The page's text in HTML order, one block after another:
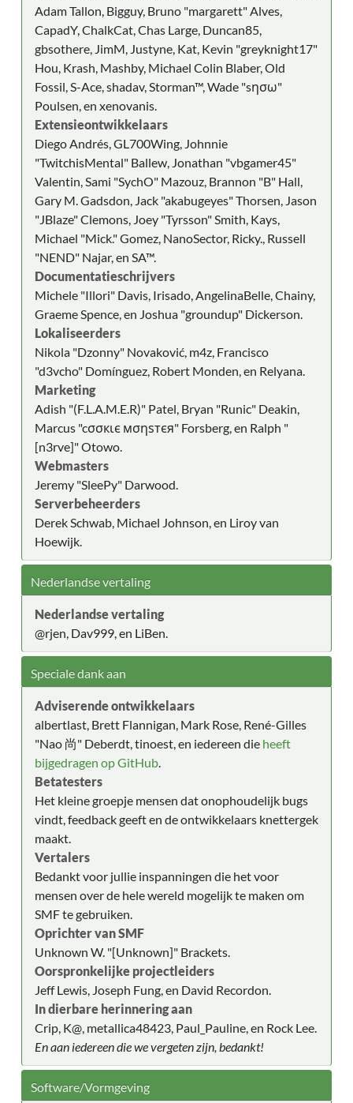
Adam Tallon, Bigguy, Bruno "margarett" Alves,
CapadY, ChalkCat, Chas Large, Duncan85,
gbsothere, JimM, Justyne, Kat, Kevin "greyknight17"
Hou, Krash, Mashby, Michael Colin Blaber, Old
Fossil, S-Ace, shadav, Storman™, Wade "sησω"
Poulsen, en xenovanis.
Extensieontwikkelaars
Diego Andrés, GL700Wing, Johnnie
"TwitchisMental" Ballew, Jonathan "vbgamer45"
Valentin, Sami "SychO" Mazouz, Brannon "B" Hall,
Gary M. Gadsdon, Jack "akabugeyes" Thorsen, Jason
"JBlaze" Clemons, Joey "Tyrsson" Smith, Kays,
Michael "Mick." Gomez, NanoSector, Ricky., Russell
"NEND" Najar, en SA™.
Documentatieschrijvers
Michele "Illori" Davis, Irisado, AngelinaBelle, Chainy,
Graeme Spence, en Joshua "groundup" Dickerson.
Lokaliseerders
Nikola "Dzonny" Novaković, m4z, Francisco
"d3vcho" Domínguez, Robert Monden, en Relyana.
Marketing
Adish "(F.L.A.M.E.R)" Patel, Bryan "Runic" Deakin,
Marcus "cσσкιє мσηѕтєя" Forsberg, en Ralph "
[n3rve]" Otowo.
Webmasters
Jeremy "SleePy" Darwood.
Serverbeheerders
Derek Schwab, Michael Johnson, en Liroy van
Hoewijk.
Nederlandse vertaling
Nederlandse vertaling
@rjen, Dav999, en LiBen.
Speciale dank aan
Adviserende ontwikkelaars
albertlast, Brett Flannigan, Mark Rose, René-Gilles
"Nao 尚" Deberdt, tinoest, en iedereen die heeft
bijgedragen op GitHub.
Betatesters
Het kleine groepje mensen dat onophoudelijk bugs
vindt, feedback geeft en de ontwikkelaars knettergek
maakt.
Vertalers
Bedankt voor jullie inspanningen die het voor
mensen over de hele wereld mogelijk te maken om
SMF te gebruiken.
Oprichter van SMF
Unknown W. "[Unknown]" Brackets.
Oorspronkelijke projectleiders
Jeff Lewis, Joseph Fung, en David Recordon.
In dierbare herinnering aan
Crip, K@, metallica48423, Paul_Pauline, en Rock Lee.
En aan iedereen die we vergeten zijn, bedankt!
Software/Vormgeving